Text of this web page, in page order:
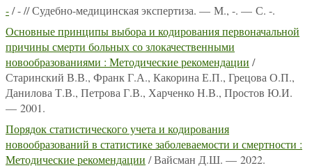
-/ - // Судебно-медицинская экспертиза. — М., -. — С. -.
Основные принципы выбора и кодирования первоначальной
причины смерти больных со злокачественными
новообразованиями : Методические рекомендации /
Старинский В.В., Франк Г.А., Какорина Е.П., Грецова О.П.,
Данилова Т.В., Петрова Г.В., Харченко Н.В., Простов Ю.И.
— 2001.
Порядок статистического учета и кодирования
новообразований в статистике заболеваемости и смертности :
Методические рекомендации / Вайсман Д.Ш. — 2022.